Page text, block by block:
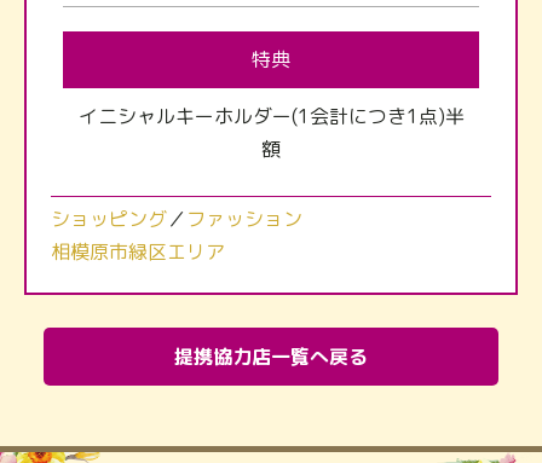
特典
イニシャルキーホルダー(1会計につき1点)半
額
ショッピング／ ファッション
相模原市緑区エリア
提携協力店一覧へ戻る